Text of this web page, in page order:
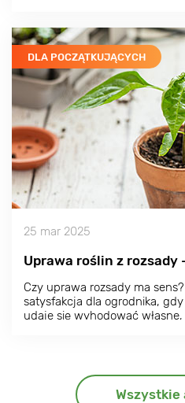
DLA POCZĄTKUJĄCYCH
25 mar 2025
Uprawa roślin z rozsady
Czy uprawa rozsady ma
satysfakcja dla ogrodnika,
udaje się wyhodować
musimy liczyć się z większą
pielęgnacyjnych.
Wszystkie